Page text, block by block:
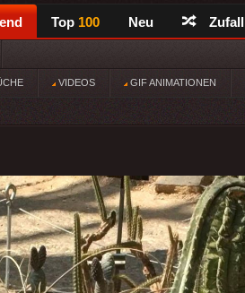
Top 100 Neu Zufall
VIDEOS GIF ANIMATIONEN